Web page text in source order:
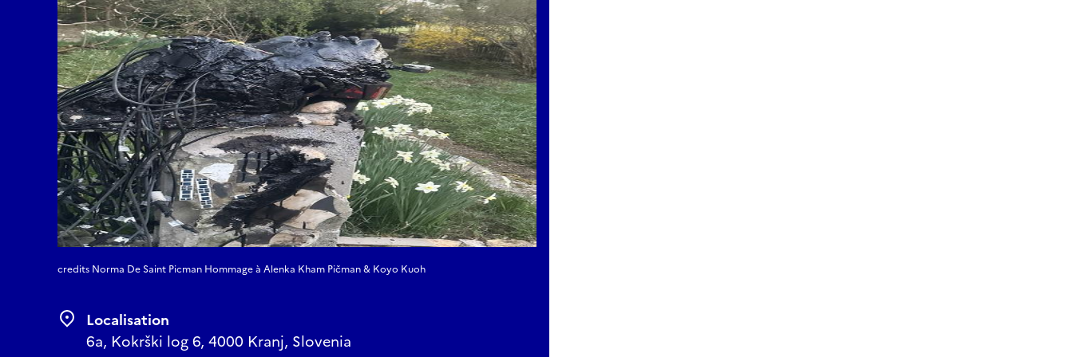
la haute et vaste voûte inversée éblouissait le regard,
Une autre paire de pieds venait à ma rencontre ;
Quand je jouais près de la flaque, un monde tout nouveau y reposait...
— un seuil, une membrane entre les mondes, révélée dans les reflets.
Ses interprétations des poèmes de Brane Senegačnik bruissent à travers l'espace comme des larmes
caressantes dans les brumes printanières, au fil des saisons vers l'éternité…
Comme si, à travers les cœurs cachés de toutes choses,
murmurait une seule rivière, tombant dans l'inconnu,
le monde est doux...
Le ciel s'ouvre d'une blessure d'azur pour les nuées d'oiseaux,
les roses aériennes d’éternité…
Le thème de l’amour, de l’éphémère et de l’éternel se prolonge dans les poèmes de Norma De Saint
Picman :
Je t’embrasse, ma petite,
ainsi que dans la lecture du texte Les particules du cœur d’Anita Jurič :
credits Norma De Saint Picman Hommage à Alenka Kham Pičman & Koyo Kuoh
Localisation
6a, Kokrški log 6, 4000 Kranj, Slovenia